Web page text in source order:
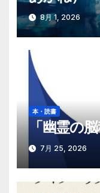
ン8月 1, 2026
本・読書
「幽霊の
7月 25, 2026